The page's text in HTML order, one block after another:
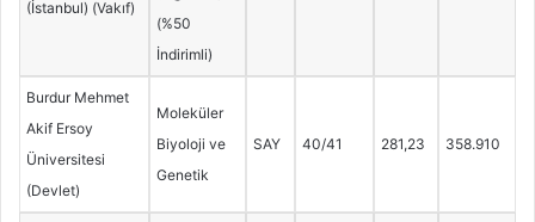
(İstanbul) (Vakıf)
(%50
İndirimli)
Burdur Mehmet
Akif Ersoy
Üniversitesi
(Devlet)
Moleküler
Biyoloji ve
Genetik
SAY 40/41 281,23 358.910